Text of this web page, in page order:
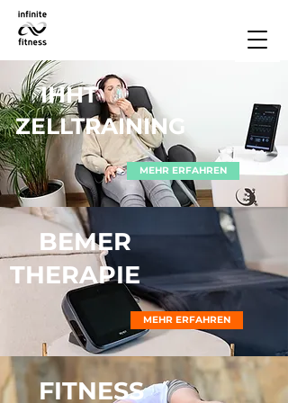
IHHT
ZELLTRAINING
MEHR ERFAHREN
BEMER
THERAPIE
MEHR ERFAHREN
FITNESS